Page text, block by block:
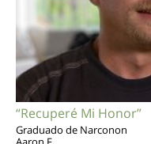
“Recuperé Mi Honor”
Graduado de Narconon